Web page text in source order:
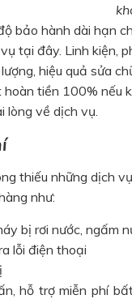
bảo hành dài hạn
tại đây. Linh kiện,
hiệu quả sửa
hoàn tiền 100% nếu
lòng về dịch vụ.
thiếu những dịch
như:
bị rơi nước, ngấm
lỗi điện thoại
hỗ trợ miễn phí